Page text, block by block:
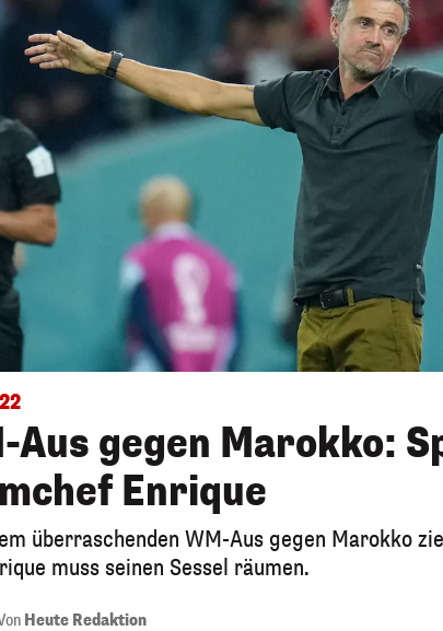
Aus gegen Marokko:
Enrique
überraschenden WM-Aus gegen Marokko
muss seinen Sessel räumen.
Heute Redaktion